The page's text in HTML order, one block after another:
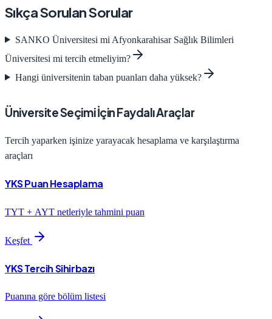
Sıkça Sorulan Sorular
SANKO Üniversitesi mi Afyonkarahisar Sağlık Bilimleri
Üniversitesi mi tercih etmeliyim?
Hangi üniversitenin taban puanları daha yüksek?
Üniversite Seçimi İçin Faydalı Araçlar
Tercih yaparken işinize yarayacak hesaplama ve karşılaştırma
araçları
YKS Puan Hesaplama
TYT + AYT netleriyle tahmini puan
Keşfet
YKS Tercih Sihirbazı
Puanına göre bölüm listesi